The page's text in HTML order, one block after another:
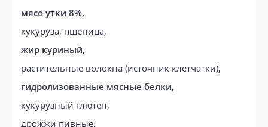
мясо утки 8%,
кукуруза, пшеница,
жир куриный,
растительные волокна (источник клетчатки),
гидролизованные мясные белки,
кукурузный глютен,
дрожжи пивные,